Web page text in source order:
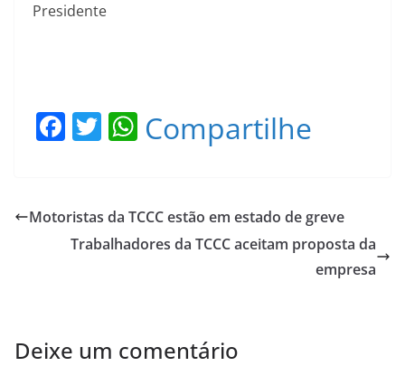
Presidente
F
e
b
T
er
W
s
A
Compartilhe
Motoristas da TCCC estão em estado de greve
Trabalhadores da TCCC aceitam proposta da
empresa
Deixe um comentário